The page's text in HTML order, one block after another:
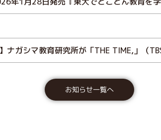
ナガシマ教育研究所が「THE TIME,」（
お知らせ一覧へ